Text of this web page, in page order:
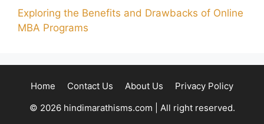
Exploring the Benefits and Drawbacks of Online
MBA Programs
Home Contact Us About Us
Privacy Policy
© 2026 hindimarathisms.com | All right reserved.